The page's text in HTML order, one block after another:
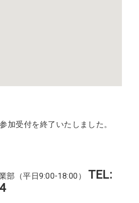
加受付を終了いたしました。
部（平日9:00-18:00） TEL: